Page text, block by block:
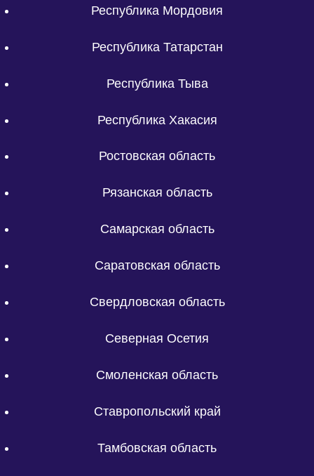
Республика Мордовия
Республика Татарстан
Республика Тыва
Республика Хакасия
Ростовская область
Рязанская область
Самарская область
Саратовская область
Свердловская область
Северная Осетия
Смоленская область
Ставропольский край
Тамбовская область